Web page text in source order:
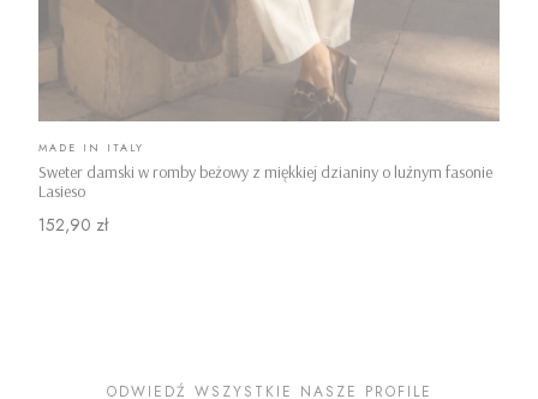
Sweter damski w romby beżowy z miękkiej dzianiny o luźnym fasonie
Lasieso
PRODUCENT
MADE IN ITALY
Cena
152,90 zł
ODWIEDŹ WSZYSTKIE NASZE PROFILE